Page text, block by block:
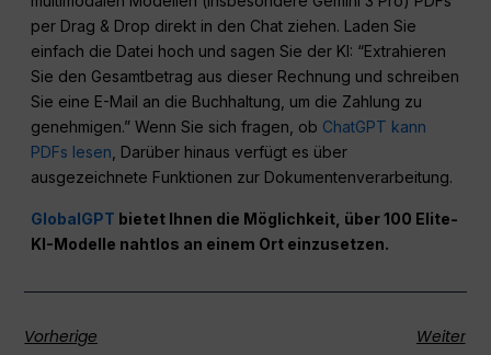
per Drag & Drop direkt in den Chat ziehen. Laden Sie
einfach die Datei hoch und sagen Sie der KI: “Extrahieren
Sie den Gesamtbetrag aus dieser Rechnung und schreiben
Sie eine E-Mail an die Buchhaltung, um die Zahlung zu
genehmigen.” Wenn Sie sich fragen, ob ChatGPT kann
PDFs lesen , Darüber hinaus verfügt es über
ausgezeichnete Funktionen zur Dokumentenverarbeitung.
GlobalGPT bietet Ihnen die Möglichkeit, über 100 Elite-
KI-Modelle nahtlos an einem Ort einzusetzen.
Vorherige Weiter